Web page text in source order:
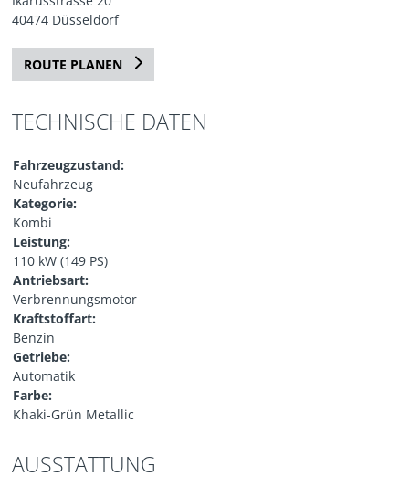
40474 Düsseldorf
ROUTE PLANEN
TECHNISCHE DATEN
Fahrzeugzustand:
Neufahrzeug
Kategorie:
Kombi
Leistung:
110 kW (149 PS)
Antriebsart:
Verbrennungsmotor
Kraftstoffart:
Benzin
Getriebe:
Automatik
Farbe:
Khaki-Grün Metallic
AUSSTATTUNG